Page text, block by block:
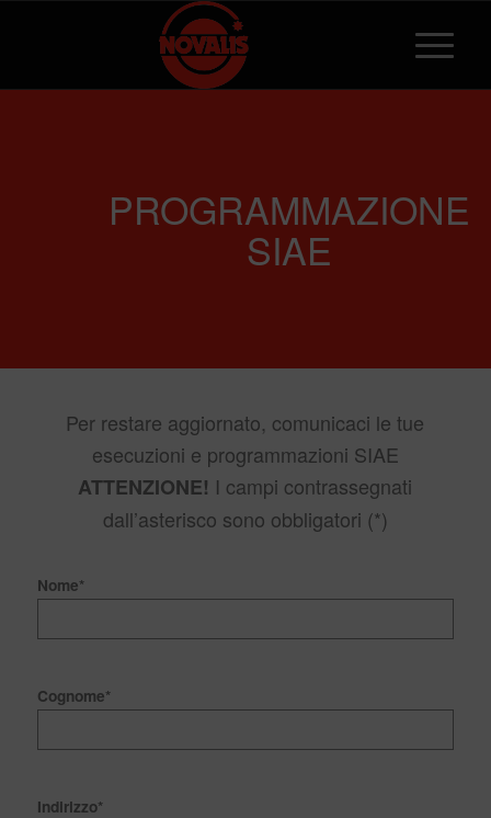
PROGRAMMAZIONE
SIAE
Per restare aggiornato, comunicaci le tue
esecuzioni e programmazioni SIAE
ATTENZIONE! I campi contrassegnati
dall’asterisco sono obbligatori (*)
Nome*
Cognome*
Indirizzo*